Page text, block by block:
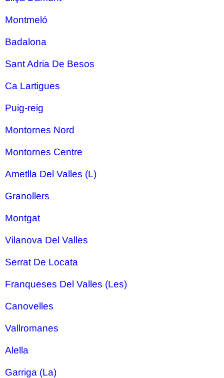
Montmeló
Badalona
Sant Adria De Besos
Ca Lartigues
Puig-reig
Montornes Nord
Montornes Centre
Ametlla Del Valles (L)
Granollers
Montgat
Vilanova Del Valles
Serrat De Locata
Franqueses Del Valles (Les)
Canovelles
Vallromanes
Alella
Garriga (La)